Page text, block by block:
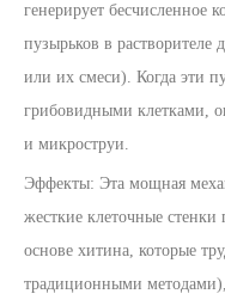
генерирует бесчисленное
пузырьков в растворителе
или их смеси). Когда эти
грибовидными клетками,
и микроструи.
Эффекты: Эта мощная
жесткие клеточные стенки
основе хитина, которые
традиционными